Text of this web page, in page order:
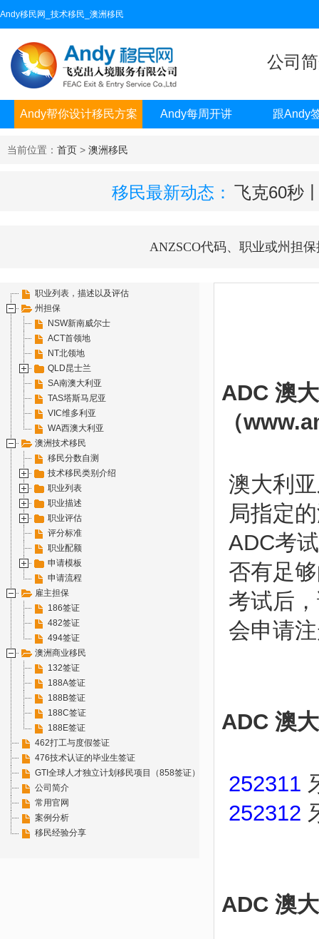
Andy移民网_技术移民_澳洲移民
公司
Andy帮你设计移民方案 Andy每周开讲 跟Andy
当前位置： 首页 > 澳洲移民
移民最新动态： 飞克60秒
ANZSCO代码、职业或州担保
职业列表，描述以及评估
州担保
NSW新南威尔士
ACT首领地
NT北领地
QLD昆士兰
SA南澳大利亚
TAS塔斯马尼亚
VIC维多利亚
WA西澳大利亚
澳洲技术移民
移民分数自测
技术移民类别介绍
职业列表
职业描述
职业评估
评分标准
职业配额
申请模板
申请流程
雇主担保
186签证
482签证
494签证
澳洲商业移民
132签证
188A签证
188B签证
188C签证
188E签证
462打工与度假签证
476技术认证的毕业生签证
GTI全球人才独立计划移民项目（858签证）
公司简介
常用官网
案例分析
移民经验分享
ADC 澳
（
澳大利
局指定
ADC考
否有足
考试后
会申请
ADC 澳
252311
252312
ADC 澳